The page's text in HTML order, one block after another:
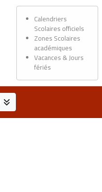
Calendriers
Scolaires officiels
Zones Scolaires
académiques
Vacances & Jours
fériés